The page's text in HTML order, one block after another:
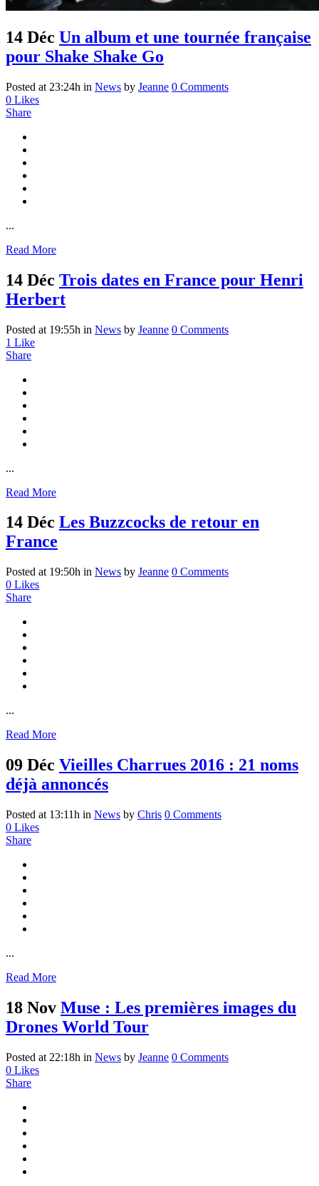
14 Déc Un album et une tournée française
pour Shake Shake Go
Posted at 23:24h in News by Jeanne 0 Comments
0 Likes
Share
...
Read More
14 Déc Trois dates en France pour Henri
Herbert
Posted at 19:55h in News by Jeanne 0 Comments
1 Like
Share
...
Read More
14 Déc Les Buzzcocks de retour en
France
Posted at 19:50h in News by Jeanne 0 Comments
0 Likes
Share
...
Read More
09 Déc Vieilles Charrues 2016 : 21 noms
déjà annoncés
Posted at 13:11h in News by Chris 0 Comments
0 Likes
Share
...
Read More
18 Nov Muse : Les premières images du
Drones World Tour
Posted at 22:18h in News by Jeanne 0 Comments
0 Likes
Share